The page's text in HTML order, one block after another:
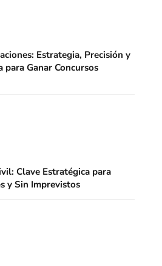
Estrategia, Precisión y
Ganar Concursos
Clave Estratégica para
y Sin Imprevistos